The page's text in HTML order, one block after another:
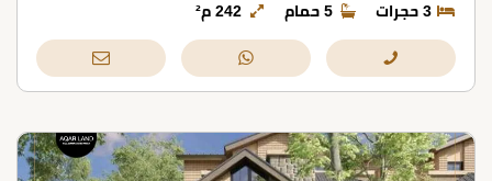
3 حجرات 5 حمام 242 م²